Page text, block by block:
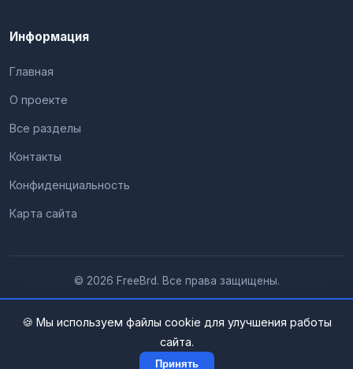
Информация
Главная
О проекте
Все разделы
Контакты
Конфиденциальность
Карта сайта
© 2026 FreeBrd. Все права защищены.
🍪 Мы используем файлы cookie для улучшения работы
сайта.
Принять